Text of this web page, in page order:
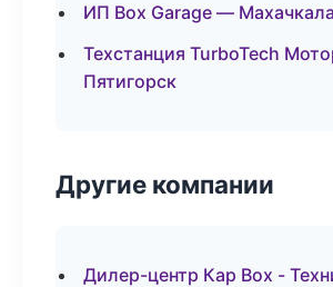
ИП Box Garage — Махачкала
Техстанция TurboTech
Пятигорск
Другие компании
Дилер-центр Кар Box -